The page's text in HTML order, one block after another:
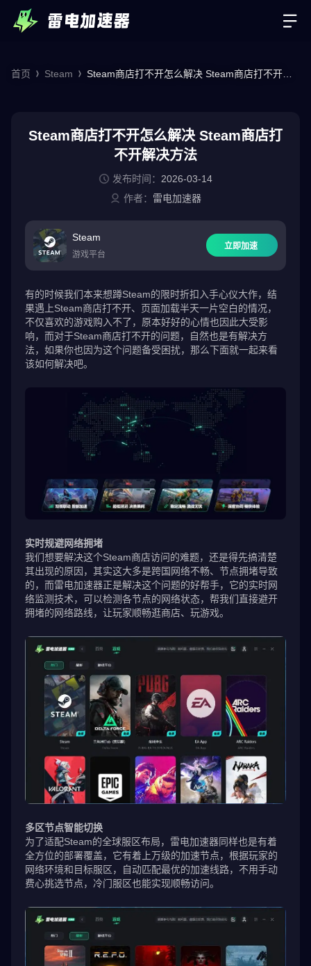
首页 Steam
Steam商店打不开怎么解决 Steam商店打不开解
Steam商店打不开怎么解决 Steam商店打
不开解决方法
发布时间： 2026-03-14
作者： 雷电加速器
Steam
游戏平台
立即加速
有的时候我们本来想蹲Steam的限时折扣入手心仪大作，结
果遇上Steam商店打不开、页面加载半天一片空白的情况，
不仅喜欢的游戏购入不了，原本好好的心情也因此大受影
响，而对于Steam商店打不开的问题，自然也是有解决方
法，如果你也因为这个问题备受困扰，那么下面就一起来看
该如何解决吧。
实时规避网络拥堵
我们想要解决这个Steam商店访问的难题，还是得先搞清楚
其出现的原因，其实这大多是跨国网络不畅、节点拥堵导致
的，而雷电加速器正是解决这个问题的好帮手，它的实时网
络监测技术，可以检测各节点的网络状态，帮我们直接避开
拥堵的网络路线，让玩家顺畅逛商店、玩游戏。
多区节点智能切换
为了适配Steam的全球服区布局，雷电加速器同样也是有着
全方位的部署覆盖，它有着上万级的加速节点，根据玩家的
网络环境和目标服区，自动匹配最优的加速线路，不用手动
费心挑选节点，冷门服区也能实现顺畅访问。